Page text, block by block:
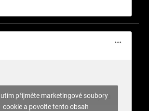
www.facebook.com/nasekrajina
přijměte marketingové soubory
cookie a povolte tento obsah